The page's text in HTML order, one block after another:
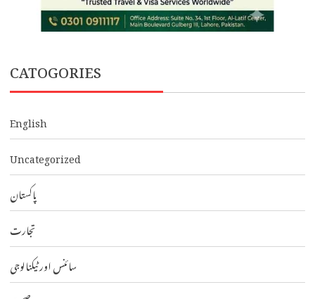
CATOGORIES
English
Uncategorized
پاکستان
تجارت
سائنس اور ٹیکنالوجی